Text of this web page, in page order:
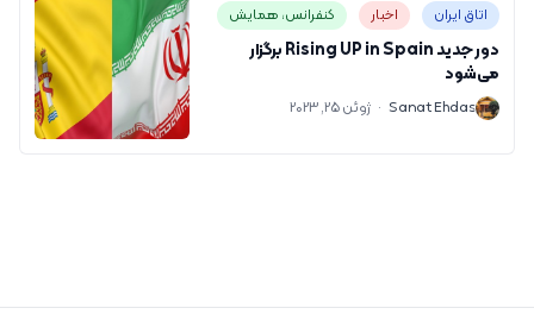
اتاق ایران اخبار کنفرانس، همایش
دور جدید Rising UP in Spain برگزار
می‌شود
S
Sanat Ehdas
· ژوئن 25, 2023